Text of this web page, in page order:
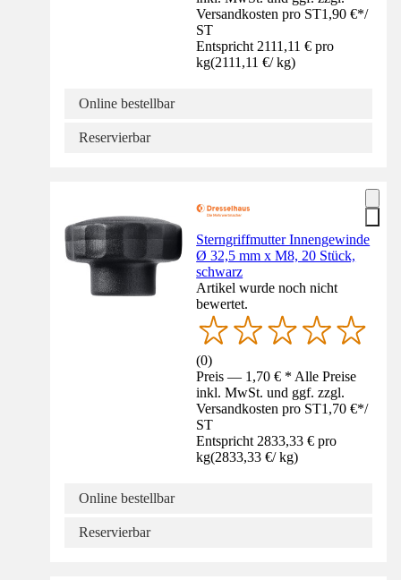
Versandkosten pro ST1,90 €*/
ST
Entspricht 2111,11 € pro
kg(2111,11 €/ kg)
Online bestellbar
Reservierbar
Sterngriffmutter Innengewinde
Ø 32,5 mm x M8, 20 Stück,
schwarz
Artikel wurde noch nicht
bewertet.
(0)
Preis — 1,70 € * Alle Preise
inkl. MwSt. und ggf. zzgl.
Versandkosten pro ST1,70 €*/
ST
Entspricht 2833,33 € pro
kg(2833,33 €/ kg)
Online bestellbar
Reservierbar